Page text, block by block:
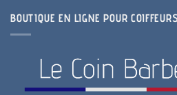
BOUTIQUE EN LIGNE POUR